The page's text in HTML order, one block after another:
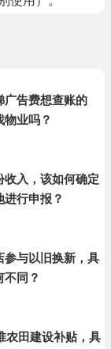
广告费想查账的
业吗？
收入，该如何确定
行申报？
参与以旧换新，具
不同？
农田建设补贴，具